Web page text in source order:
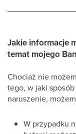
Jakie informacje
temat mojego
Chociaż nie
tego, w jaki
naruszenie,
W przypadku